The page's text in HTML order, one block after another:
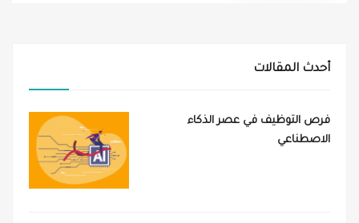
أحدث المقالات
فرص التوظيف في عصر الذكاء
الاصطناعي